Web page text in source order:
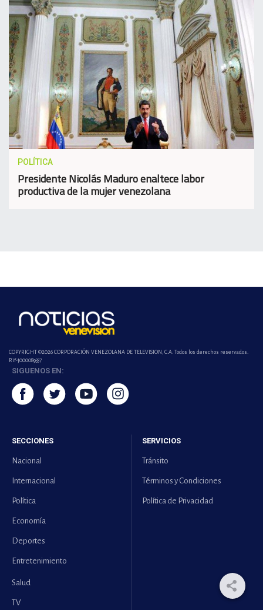
POLÍTICA
Presidente Nicolás Maduro enaltece labor
productiva de la mujer venezolana
COPYRIGHT ©2026 CORPORACIÓN VENEZOLANA DE TELEVISION, C.A. Todos los derechos reservados.
Rif-j000089337
SIGUENOS EN:
SECCIONES
Nacional
Internacional
Política
Economía
Deportes
Entretenimiento
Salud
TV
SERVICIOS
Tránsito
Términos y Condiciones
Política de Privacidad